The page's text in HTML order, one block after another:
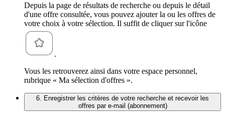
Depuis la page de résultats de recherche ou depuis le détail
d'une offre consultée, vous pouvez ajouter la ou les offres de
votre choix à votre sélection. Il suffit de cliquer sur l'icône
.
Vous les retrouverez ainsi dans votre espace personnel,
rubrique « Ma sélection d'offres ».
6. Enregistrer les critères de votre recherche et recevoir les
offres par e-mail (abonnement)